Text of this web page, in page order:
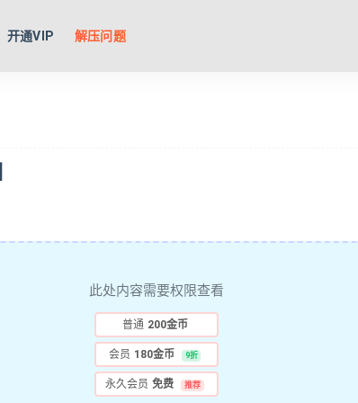
开通VIP 解压问题
此处内容需要权限查看
普通 200金币
会员 180金币 9折
永久会员 免费 推荐